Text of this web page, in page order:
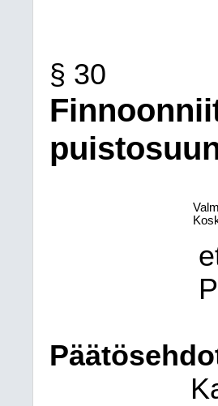
§ 30